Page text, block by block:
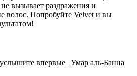
вызывает раздражения и
волос. Попробуйте Velvet и вы
впервые | Умар аль-Банна